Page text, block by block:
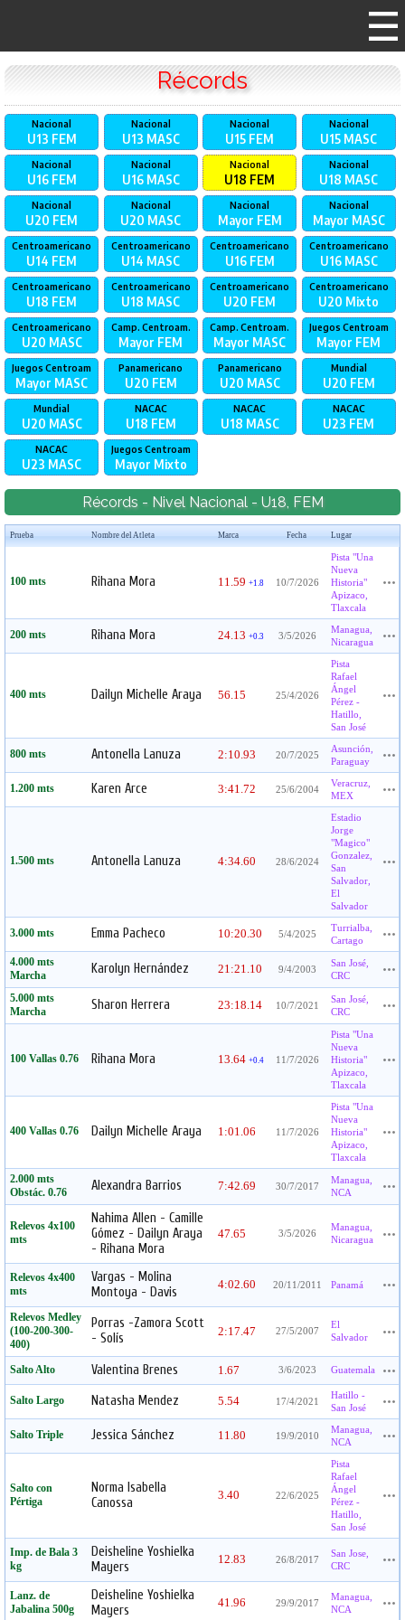
Récords
Nacional
U13 FEM
Nacional
U13 MASC
Nacional
U15 FEM
Nacional
U15 MASC
Nacional
U16 FEM
Nacional
U16 MASC
Nacional
U18 FEM
Nacional
U18 MASC
Nacional
U20 FEM
Nacional
U20 MASC
Nacional
Mayor FEM
Nacional
Mayor MASC
Centroamericano
U14 FEM
Centroamericano
U14 MASC
Centroamericano
U16 FEM
Centroamericano
U16 MASC
Centroamericano
U18 FEM
Centroamericano
U18 MASC
Centroamericano
U20 FEM
Centroamericano
U20 Mixto
Centroamericano
U20 MASC
Camp. Centroam.
Mayor FEM
Camp. Centroam.
Mayor MASC
Juegos Centroam
Mayor FEM
Juegos Centroam
Mayor MASC
Panamericano
U20 FEM
Panamericano
U20 MASC
Mundial
U20 FEM
Mundial
U20 MASC
NACAC
U18 FEM
NACAC
U18 MASC
NACAC
U23 FEM
NACAC
U23 MASC
Juegos Centroam
Mayor Mixto
Récords - Nivel Nacional - U18, FEM
Prueba Nombre del Atleta Marca Fecha Lugar
100 mts Rihana Mora 11.59 +1.8 10/7/2026
Pista "Una
Nueva
Historia"
Apizaco,
Tlaxcala
200 mts Rihana Mora 24.13 +0.3 3/5/2026
Managua,
Nicaragua
400 mts Dailyn Michelle Araya 56.15 25/4/2026
Pista
Rafael
Ángel
Pérez -
Hatillo,
San José
800 mts Antonella Lanuza 2:10.93 20/7/2025
Asunción,
Paraguay
1.200 mts Karen Arce 3:41.72 25/6/2004
Veracruz,
MEX
1.500 mts Antonella Lanuza 4:34.60 28/6/2024
Estadio
Jorge
"Magico"
Gonzalez,
San
Salvador,
El
Salvador
3.000 mts Emma Pacheco 10:20.30 5/4/2025
Turrialba,
Cartago
4.000 mts
Marcha
Karolyn Hernández 21:21.10 9/4/2003
San José,
CRC
5.000 mts
Marcha
Sharon Herrera 23:18.14 10/7/2021
San José,
CRC
100 Vallas 0.76 Rihana Mora 13.64 +0.4 11/7/2026
Pista "Una
Nueva
Historia"
Apizaco,
Tlaxcala
400 Vallas 0.76 Dailyn Michelle Araya 1:01.06 11/7/2026
Pista "Una
Nueva
Historia"
Apizaco,
Tlaxcala
2.000 mts
Obstác. 0.76
Alexandra Barrios 7:42.69 30/7/2017
Managua,
NCA
Relevos 4x100
mts
Nahima Allen - Camille
Gómez - Dailyn Araya
- Rihana Mora
47.65 3/5/2026
Managua,
Nicaragua
Relevos 4x400
mts
Vargas - Molina
Montoya - Davis
4:02.60 20/11/2011 Panamá
Relevos Medley
(100-200-300-
400)
Porras -Zamora Scott
- Solís
2:17.47 27/5/2007
El
Salvador
Salto Alto Valentina Brenes 1.67 3/6/2023 Guatemala
Salto Largo Natasha Mendez 5.54 17/4/2021
Hatillo -
San José
Salto Triple Jessica Sánchez 11.80 19/9/2010
Managua,
NCA
Salto con
Pértiga
Norma Isabella
Canossa
3.40 22/6/2025
Pista
Rafael
Ángel
Pérez -
Hatillo,
San José
Imp. de Bala 3
kg
Deisheline Yoshielka
Mayers
12.83 26/8/2017
San Jose,
CRC
Lanz. de
Jabalina 500g
Deisheline Yoshielka
Mayers
41.96 29/9/2017
Managua,
NCA